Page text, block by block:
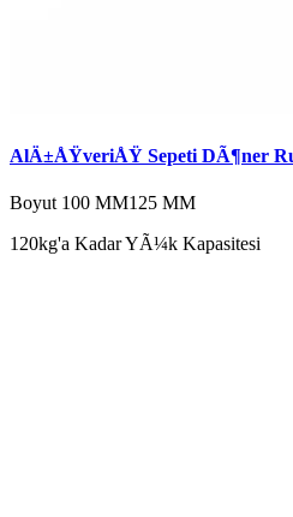
AlÄ±ÅŸveriÅŸ Sepeti DÃ¶ner
Boyut 100 MM125 MM
120kg'a Kadar YÃ¼k Kapasitesi